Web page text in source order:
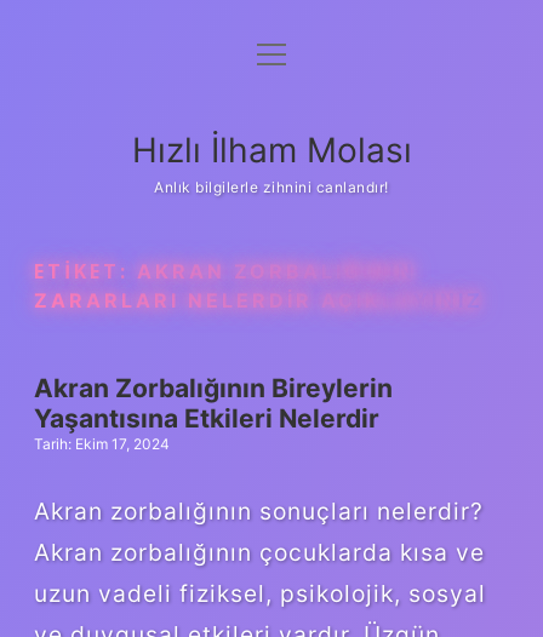
Anasayfa
Yasal Uyarı
menüyü
Hızlı İlham Molası
Anlık bilgilerle zihnini canlandır!
ETIKET: AKRAN ZORBALIĞININ
ZARARLARI NELERDIR AÇIKLAYINIZ
Akran Zorbalığının Bireylerin
Yaşantısına Etkileri Nelerdir
Tarih: Ekim 17, 2024
Akran zorbalığının sonuçları nelerdir?
Akran zorbalığının çocuklarda kısa ve
uzun vadeli fiziksel, psikolojik, sosyal